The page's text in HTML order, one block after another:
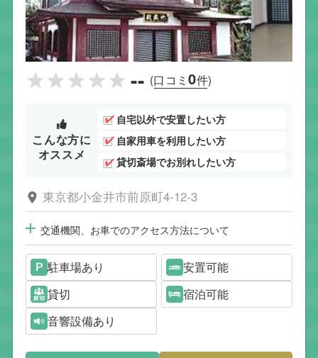
-- (口コミ0件)
こんな方に
オススメ
自宅以外で安置したい方
自家用車を利用したい方
貸切斎場でお別れしたい方
東京都小金井市前原町4-12-3
交通機関、お車でのアクセス方法について
駐車場あり
安置可能
貸切
宿泊可能
音響設備あり